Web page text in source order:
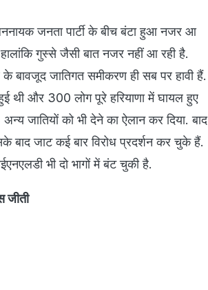
जनता पार्टी के बीच बंटा हुआ नजर आ
गुस्से जैसी बात नजर नहीं आ रही है.
के बावजूद जातिगत समीकरण ही सब पर हावी हैं.
थी और 300 लोग पूरे हरियाणा में घायल हुए
जातियों को भी देने का ऐलान कर दिया. बाद
बाद जाट कई बार विरोध प्रदर्शन कर चुके हैं.
भी दो भागों में बंट चुकी है.
जीती​